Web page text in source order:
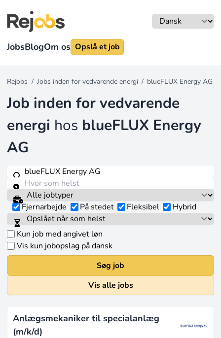
JobsBlogOm os Opslå et job
Rejobs / Jobs inden for vedvarende energi / blueFLUX Energy AG
Job inden for vedvarende
energi hos blueFLUX Energy
AG
Fjernarbejde På stedet Fleksibel Hybrid
Kun job med angivet løn
Vis kun jobopslag på dansk
Søg job
Vis alle jobs
Anlægsmekaniker til specialanlæg
(m/k/d)